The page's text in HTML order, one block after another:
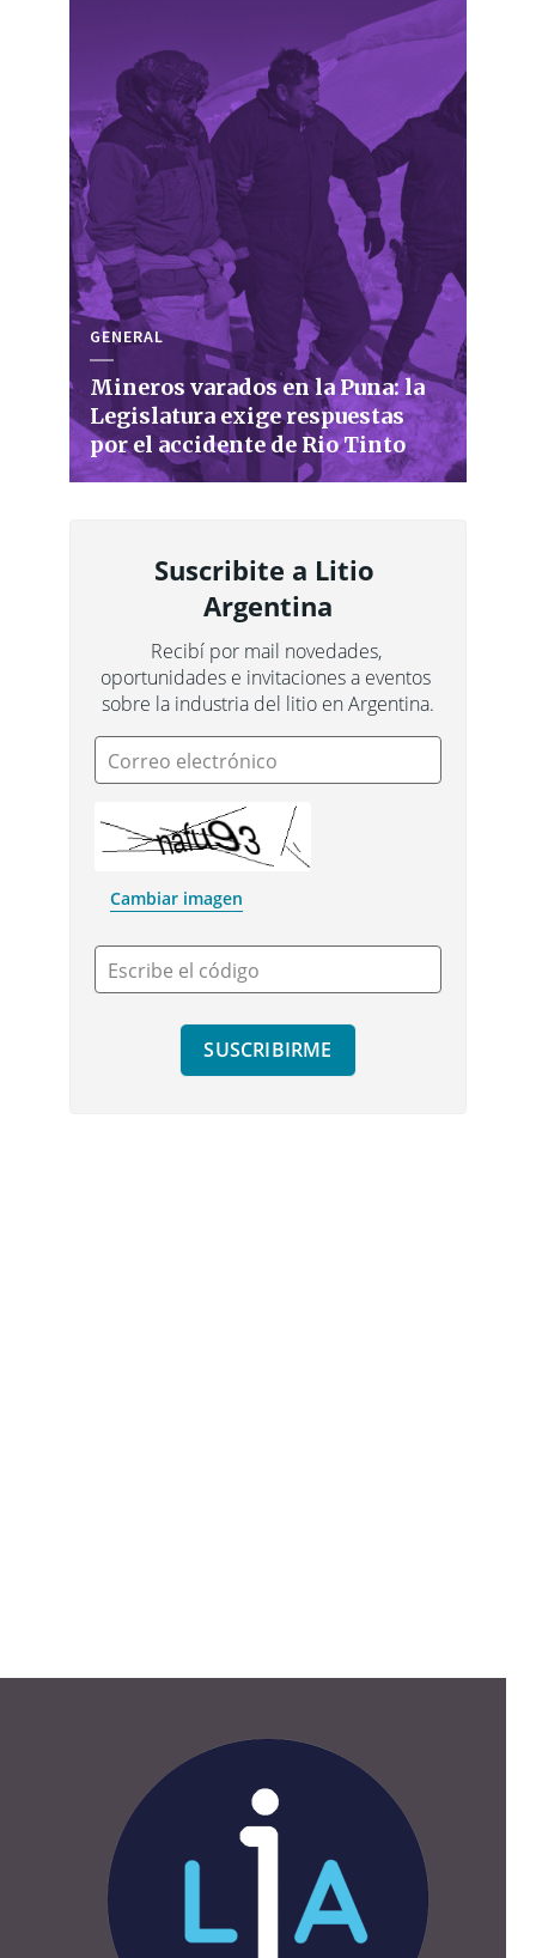
GENERAL
Mineros varados en la Puna: la
Legislatura exige respuestas
por el accidente de Rio Tinto
Suscribite a Litio
Argentina
Recibí por mail novedades,
oportunidades e invitaciones a eventos
sobre la industria del litio en Argentina.
Correo electrónico
Cambiar imagen
Escribe el código